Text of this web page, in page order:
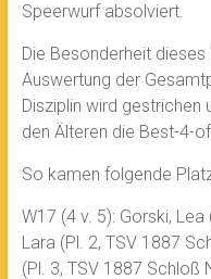
Speerwurf absolviert.
Die Besonderheit
Auswertung der
Disziplin wird gestrichen
den Älteren die Best-4-
So kamen folgende
W17 (4 v. 5): Gorski,
Lara (Pl. 2, TSV 1887
(Pl. 3, TSV 1887 Schloß